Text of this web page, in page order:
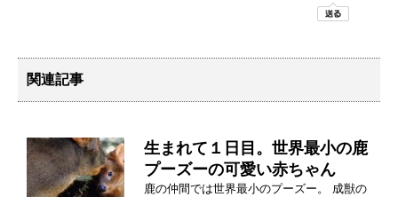
関連記事
生まれて１日目。世界最小の鹿
プーズーの可愛い赤ちゃん
鹿の仲間では世界最小のプーズー。 成獣の